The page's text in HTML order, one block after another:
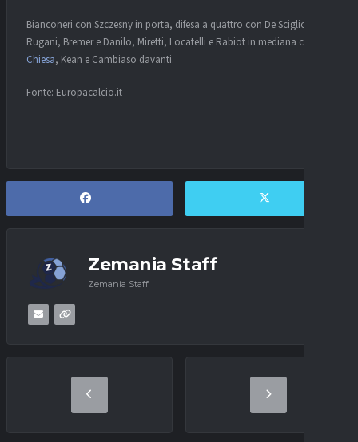
Bianconeri con Szczesny in porta, difesa a quattro con De Sciglio,
Rugani, Bremer e Danilo, Miretti, Locatelli e Rabiot in mediana con
Chiesa, Kean e Cambiaso davanti.
Fonte: Europacalcio.it
Zemania Staff
Zemania Staff